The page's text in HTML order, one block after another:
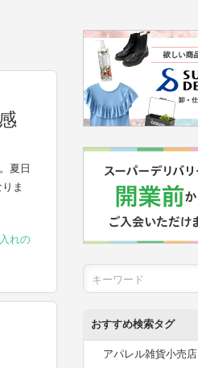
夏日
ま
れの
おすすめ検索タグ
アパレル雑貨小売店